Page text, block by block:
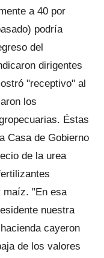
a 40 por
podría
del
dirigentes
"receptivo" al
los
Éstas
Casa de Gobierno
de la urea
maíz. "En esa
nuestra
cayeron
de los valores